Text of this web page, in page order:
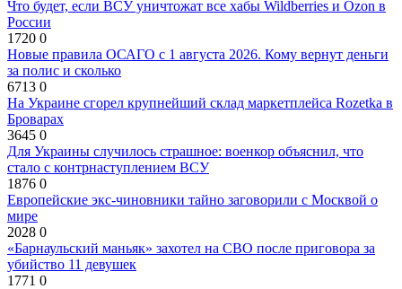
Что будет, если ВСУ уничтожат все хабы Wildberries и Ozon в
России
1720 0
Новые правила ОСАГО с 1 августа 2026. Кому вернут деньги
за полис и сколько
6713 0
На Украине сгорел крупнейший склад маркетплейса Rozetka в
Броварах
3645 0
Для Украины случилось страшное: военкор объяснил, что
стало с контрнаступлением ВСУ
1876 0
Европейские экс-чиновники тайно заговорили с Москвой о
мире
2028 0
«Барнаульский маньяк» захотел на СВО после приговора за
убийство 11 девушек
1771 0